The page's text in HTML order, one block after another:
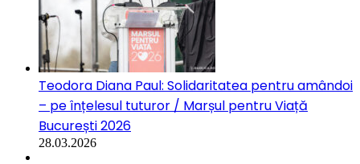
Teodora Diana Paul: Solidaritatea pentru amândoi
– pe înțelesul tuturor / Marșul pentru Viață
București 2026
28.03.2026